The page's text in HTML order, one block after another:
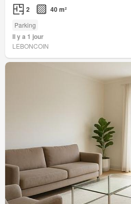
2 40 m²
Parking
Il y a 1 jour
LEBONCOIN